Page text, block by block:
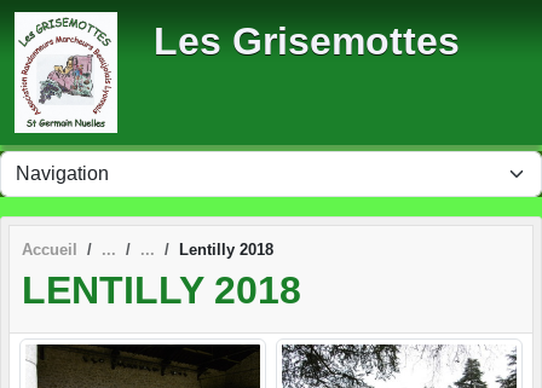
Les Grisemottes
Accueil Lentilly 2018
LENTILLY 2018
Panneau de gestion des cookies